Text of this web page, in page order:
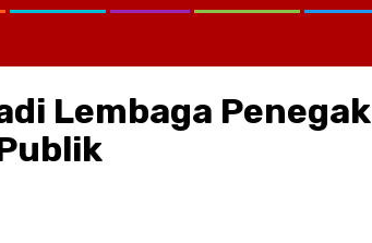
Lembaga Penegak